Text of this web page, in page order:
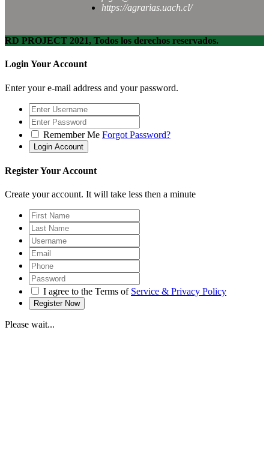
https://agrarias.uach.cl/
RD PROJECT 2021, Todos los derechos reservados.
Login Your Account
Enter your e-mail address and your password.
Remember Me Forgot Password?
Register Your Account
Create your account. It will take less then a minute
I agree to the Terms of Service & Privacy Policy
Please wait...